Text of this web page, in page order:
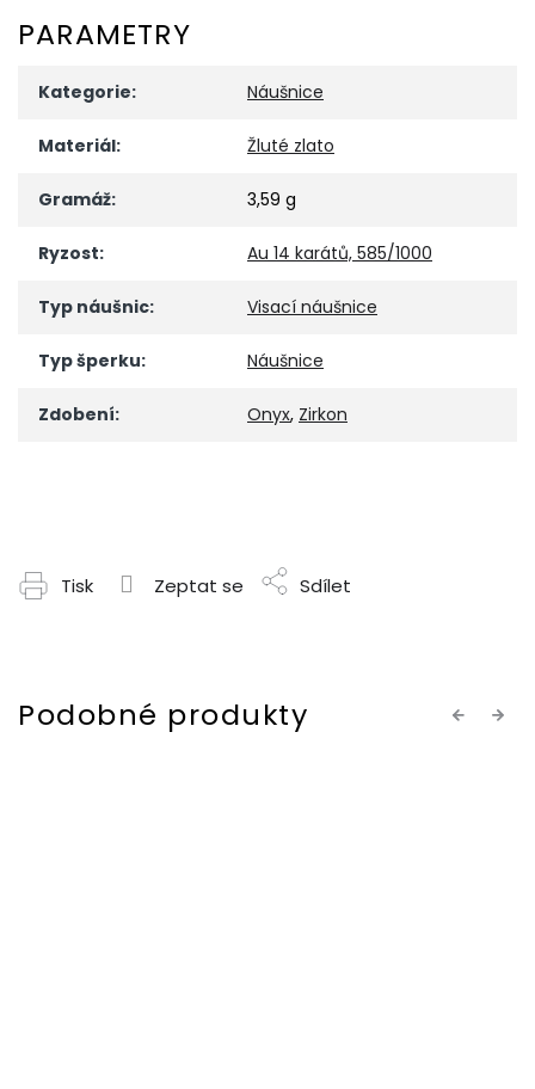
PARAMETRY
Kategorie: Náušnice
Materiál: Žluté zlato
Gramáž: 3,59 g
Ryzost: Au 14 karátů, 585/1000
Typ náušnic: Visací náušnice
Typ šperku: Náušnice
Zdobení: Onyx, Zirkon
Tisk Zeptat se Sdílet
Previous
Next